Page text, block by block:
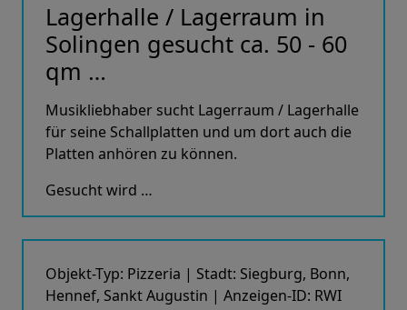
Lagerhalle / Lagerraum in
Solingen gesucht ca. 50 - 60
qm …
Musikliebhaber sucht Lagerraum / Lagerhalle
für seine Schallplatten und um dort auch die
Platten anhören zu können.
Gesucht wird …
Objekt-Typ: Pizzeria | Stadt: Siegburg, Bonn,
Hennef, Sankt Augustin | Anzeigen-ID: RWI